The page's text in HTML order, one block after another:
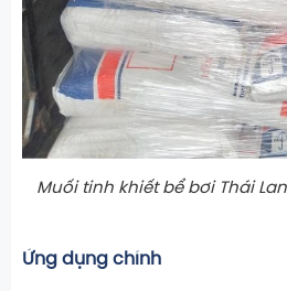
Muối tinh khiết bể bơi Thái
Ứng dụng chính